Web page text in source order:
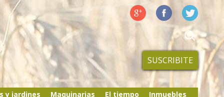
SUSCRIBITE
y jardines Maquinarias El tiempo Inmuebles